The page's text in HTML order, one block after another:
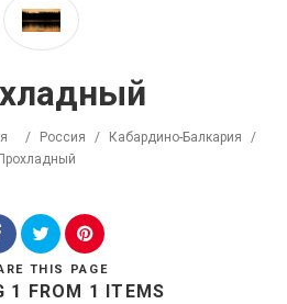
/ Россия / Кабардино-Балкария
/
Прохладный
THIS PAGE
1 FROM 1 ITEMS